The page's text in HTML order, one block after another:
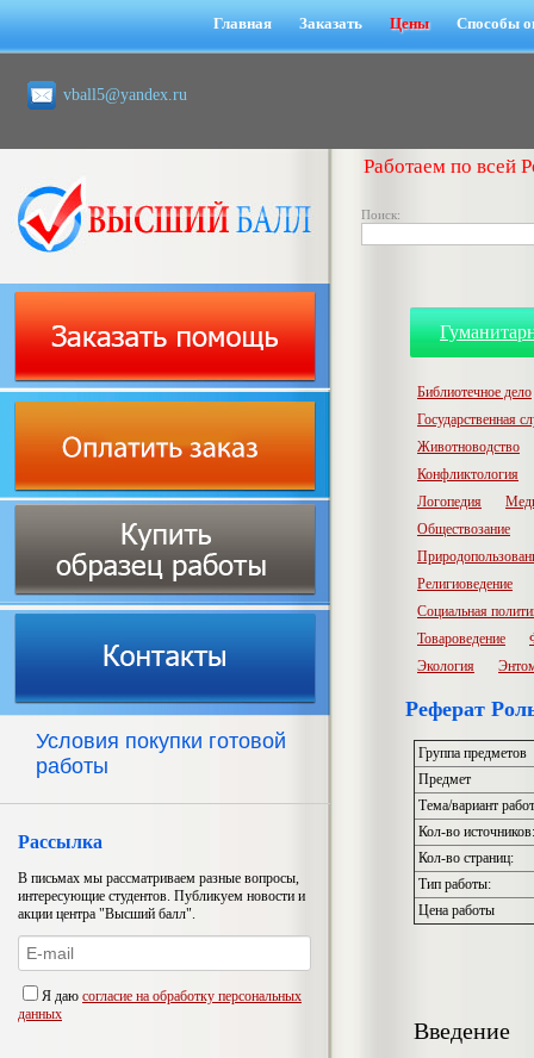
Главная Заказать Цены Способы
vball5@yandex.ru
Работаем по всей
Поиск:
Условия покупки готовой
работы
Рассылка
В письмах мы рассматриваем разные вопросы,
интересующие студентов. Публикуем новости и
акции центра "Высший балл".
Я даю согласие на обработку персональных
данных
Библиотечное дело
Государственная
Животноводство
Конфликтология
Логопедия
Обществозание
Религиоведение
Социальная
Товароведение
Экология
Реферат
Группа предметов
Предмет
Тема/вариант
Кол-во источников:
Кол-во страниц:
Тип работы:
Цена работы
Введение